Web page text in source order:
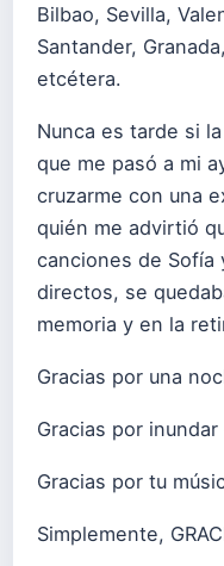
Bilbao, Sevilla,
Santander,
etcétera.
Nunca es tarde si
que me pasó a mi
cruzarme con una
quién me advirtió
canciones de Sofía
directos, se
memoria y en la
Gracias por una
Gracias por
Gracias por tu
Simplemente,